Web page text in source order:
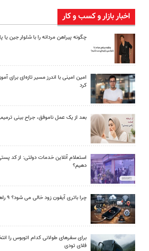
اخبار بازار و کسب و کار
چگونه پیراهن مردانه را با شلوار جین
امین امینی با اندرز مسیر تازه‌ای
کرد
بعد از یک عمل ناموفق، جراح بینی
استعلام آنلاین خدمات دولتی: از کد
دهیم؟
چرا باتری آیفون زود خالی می شود؟ ۹ راهکار واقعی
برای سفرهای طولانی کدام اتوبوس را
فلای تودی